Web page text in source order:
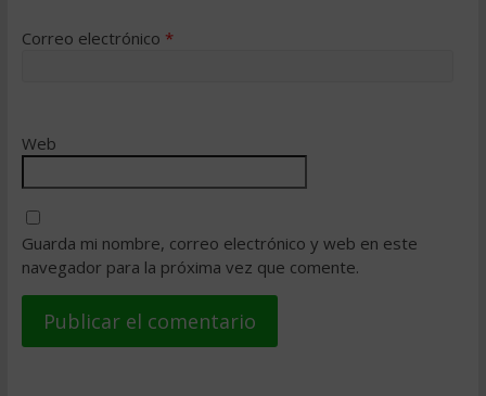
Correo electrónico *
Web
Guarda mi nombre, correo electrónico y web en este
navegador para la próxima vez que comente.